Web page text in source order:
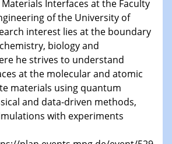
Kolloquium
it: Contact and Cracks at soft
Interfaces at the Faculty
of the University of
interest lies at the boundary
biology and
he strives to understand
at the molecular and atomic
materials using quantum
and data-driven methods,
with experiments